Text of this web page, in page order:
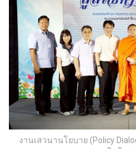
งานเสวนานโยบาย (Policy